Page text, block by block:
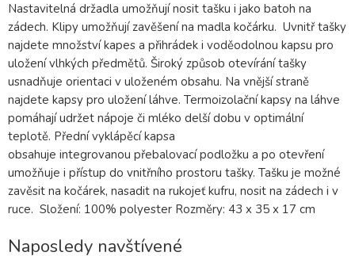
Nastavitelná držadla umožňují nosit tašku i jako batoh na
zádech. Klipy umožňují zavěšení na madla kočárku. Uvnitř tašky
najdete množství kapes a přihrádek i voděodolnou kapsu pro
uložení vlhkých předmětů. Široký způsob otevírání tašky
usnadňuje orientaci v uloženém obsahu. Na vnější straně
najdete kapsy pro uložení láhve. Termoizolační kapsy na láhve
pomáhají udržet nápoje či mléko delší dobu v optimální
teplotě. Přední vyklápěcí kapsa
obsahuje integrovanou přebalovací podložku a po otevření
umožňuje i přístup do vnitřního prostoru tašky. Tašku je možné
zavěsit na kočárek, nasadit na rukojeť kufru, nosit na zádech i v
ruce. Složení: 100% polyester Rozměry: 43 x 35 x 17 cm
Naposledy navštívené